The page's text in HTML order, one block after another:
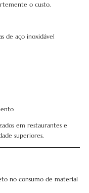
o custo.
de aço inoxidável
em restaurantes e
superiores.
no consumo de material